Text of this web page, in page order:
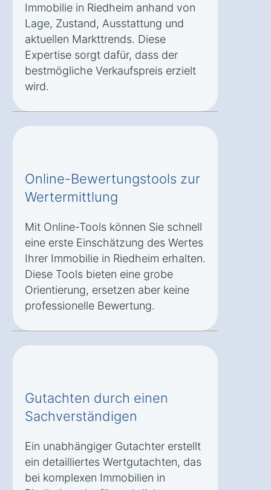
Immobilie in Riedheim anhand von
Lage, Zustand, Ausstattung und
aktuellen Markttrends. Diese
Expertise sorgt dafür, dass der
bestmögliche Verkaufspreis erzielt
wird.
Online-Bewertungstools zur
Wertermittlung
Mit Online-Tools können Sie schnell
eine erste Einschätzung des Wertes
Ihrer Immobilie in Riedheim erhalten.
Diese Tools bieten eine grobe
Orientierung, ersetzen aber keine
professionelle Bewertung.
Gutachten durch einen
Sachverständigen
Ein unabhängiger Gutachter erstellt
ein detailliertes Wertgutachten, das
bei komplexen Immobilien in